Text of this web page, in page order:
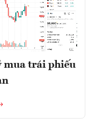
mua trái phiếu